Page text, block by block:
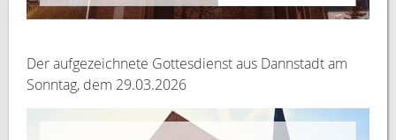
Der aufgezeichnete Gottesdienst aus Dannstadt am
Sonntag, dem 29.03.2026